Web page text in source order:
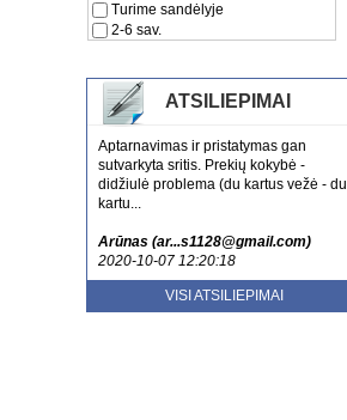
Turime sandėlyje
2-6 sav.
ATSILIEPIMAI
Esu patenkinta jusu aptarnavimu ir
kokybe. Tikrai rekomenduoju
Aptarnavimas ir pristatymas gan
sutvarkyta sritis. Prekių kokybė -
didžiulė problema (du kartus vežė - du
kartu...
Arūnas (ar...s1128@gmail.com)
2020-10-07 12:20:18
VISI ATSILIEPIMAI